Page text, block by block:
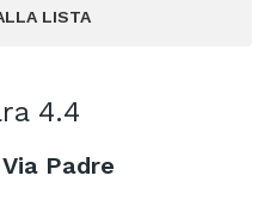
LISTA
4.4
Padre